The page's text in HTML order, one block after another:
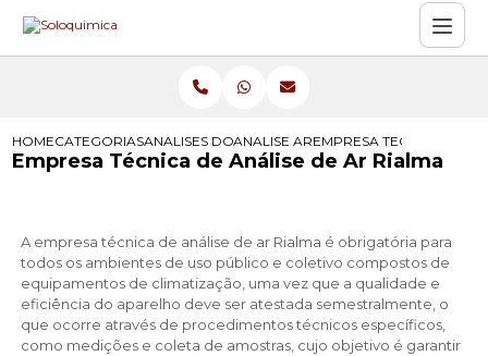
HOMECATEGORIASANALISES DO ARANALISE AREMPRESA TECNICA DE
Empresa Técnica de Análise de Ar Rialma
A empresa técnica de análise de ar Rialma é obrigatória para
todos os ambientes de uso público e coletivo compostos de
equipamentos de climatização, uma vez que a qualidade e
eficiência do aparelho deve ser atestada semestralmente, o
que ocorre através de procedimentos técnicos específicos,
como medições e coleta de amostras, cujo objetivo é garantir